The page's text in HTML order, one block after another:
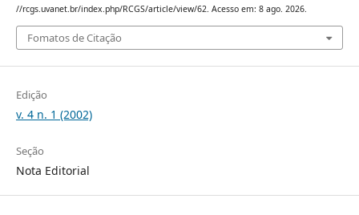
//rcgs.uvanet.br/index.php/RCGS/article/view/62. Acesso em: 8 ago. 2026.
Fomatos de Citação
Edição
v. 4 n. 1 (2002)
Seção
Nota Editorial